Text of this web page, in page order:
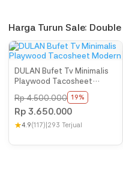
Harga Turun Sale:
DULAN Bufet Tv Minimalis
Playwood Tacosheet
Rp4.500.000 19%
Rp 3.650.000
★4.9(117) 293 Terjual